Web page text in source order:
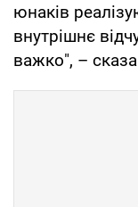
юнаків
внутрішнє
важко", –